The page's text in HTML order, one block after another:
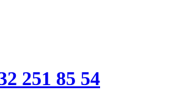
251 85 54